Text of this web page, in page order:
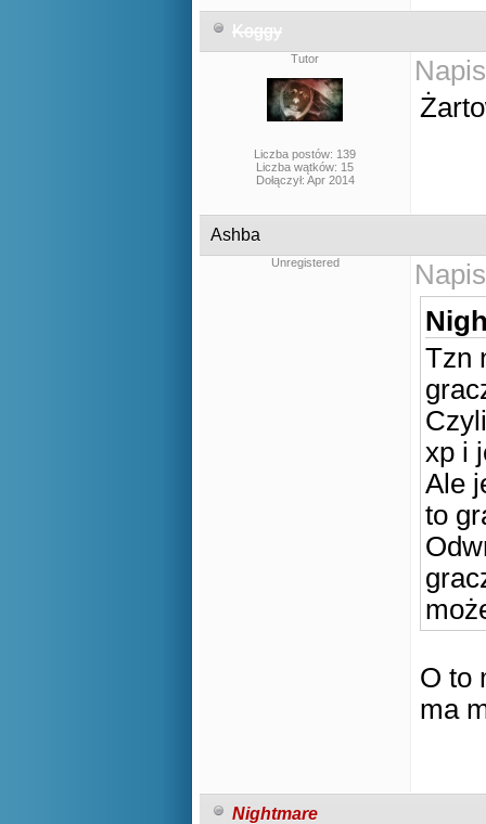
Koggy
Tutor
Liczba postów: 139
Liczba wątków: 15
Dołączył: Apr 2014
Ashba
Unregistered
Tzn
xp i
Ale
to
O to
ma
Nightmare